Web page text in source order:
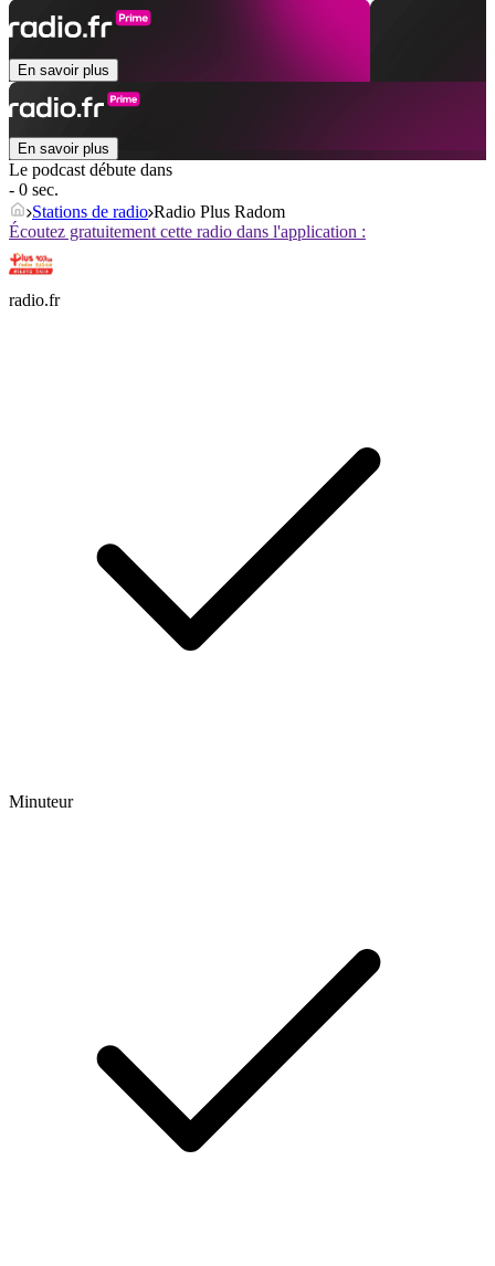
En savoir plus
En savoir plus
Le podcast débute dans
- 0 sec.
Stations de radio Radio Plus Radom
Écoutez gratuitement cette radio dans l'application :
radio.fr
Minuteur